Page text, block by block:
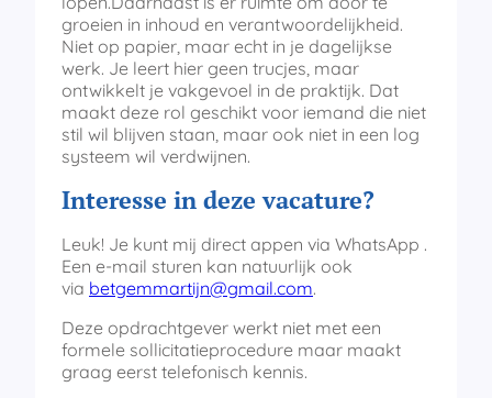
groeien in inhoud en verantwoordelijkheid.
Niet op papier, maar echt in je dagelijkse
werk. Je leert hier geen trucjes, maar
ontwikkelt je vakgevoel in de praktijk. Dat
maakt deze rol geschikt voor iemand die niet
stil wil blijven staan, maar ook niet in een log
systeem wil verdwijnen.
Interesse in deze vacature?
Leuk! Je kunt mij direct appen via WhatsApp .
Een e-mail sturen kan natuurlijk ook
via betgemmartijn@gmail.com.
Deze opdrachtgever werkt niet met een
formele sollicitatieprocedure maar maakt
graag eerst telefonisch kennis.